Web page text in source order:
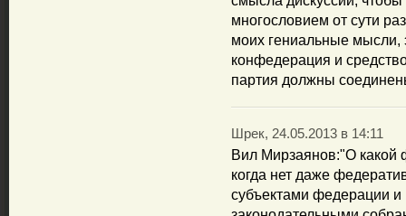
многословием от сути
моих гениальные мысли,
конфедерация и
партия должны
Шрек, 24.05.2013 в 14:11
Вил Мирзаянов:"О какой
когда нет даже
субъектами федерации